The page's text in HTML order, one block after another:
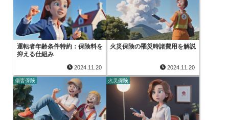
運転者年齢条件特約：保険料を
抑える仕組み
2024.11.20
火災保険の罹災時諸費用を解説
2024.11.20
傷害保険 火災保険